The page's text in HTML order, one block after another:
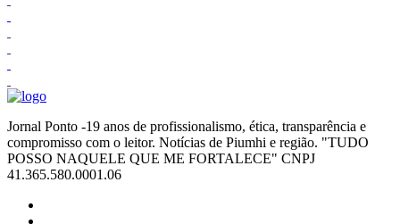
Jornal Ponto -19 anos de profissionalismo, ética, transparência e
compromisso com o leitor. Notícias de Piumhi e região. "TUDO
POSSO NAQUELE QUE ME FORTALECE" CNPJ
41.365.580.0001.06